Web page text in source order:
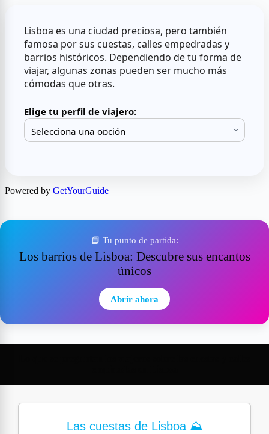
Lisboa es una ciudad preciosa, pero también
famosa por sus cuestas, calles empedradas y
barrios históricos. Dependiendo de tu forma de
viajar, algunas zonas pueden ser mucho más
cómodas que otras.
Elige tu perfil de viajero:
Powered by GetYourGuide
📘 Tu punto de partida:
Los barrios de Lisboa: Descubre sus encantos
únicos
Abrir ahora
Las cuestas de Lisboa ⛰️